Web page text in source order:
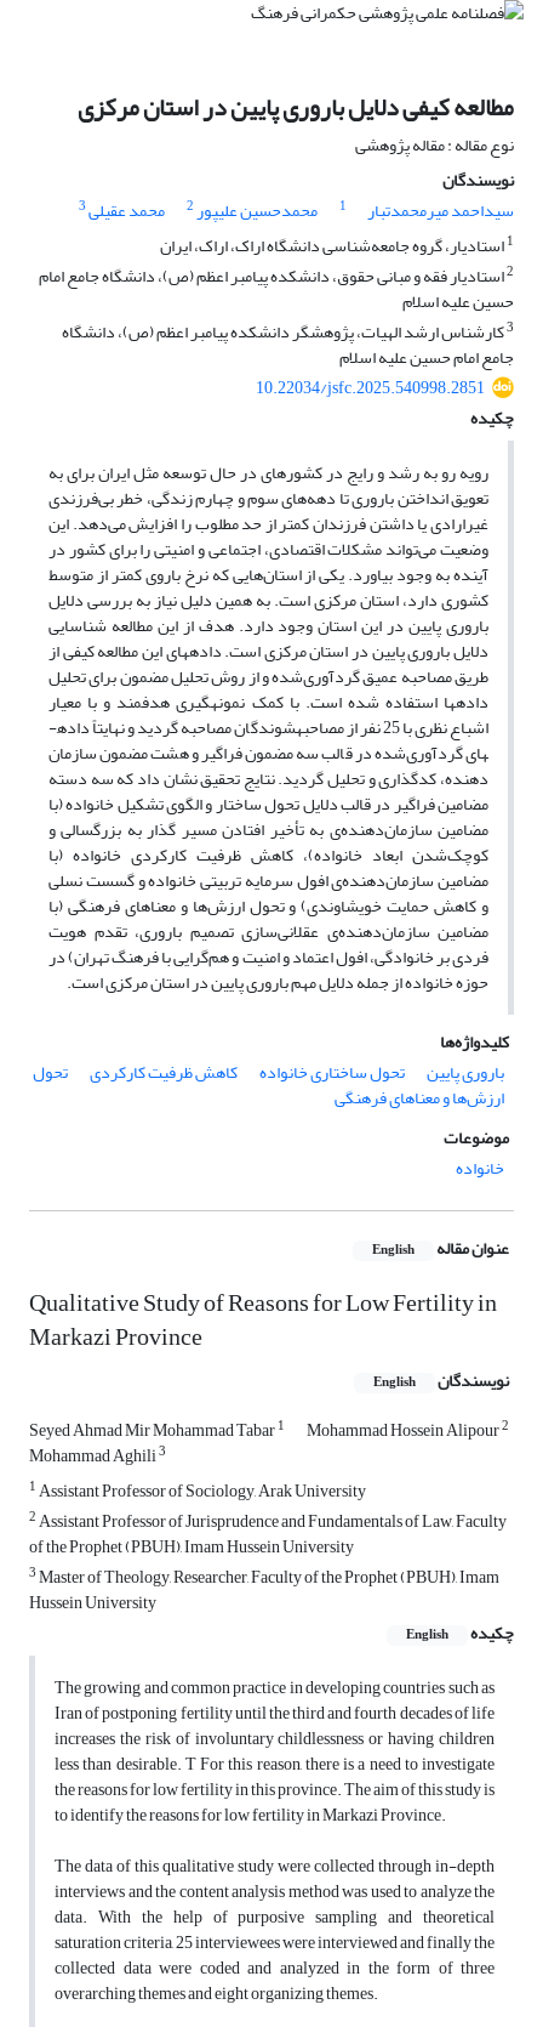
مطالعه کیفی دلایل باروری پایین در استان مرکزی
نوع مقاله : مقاله پژوهشی
نویسندگان
سیداحمد میرمحمدتبار
1 محمدحسین علیپور2 محمد عقیلی3
1استادیار، گروه جامعه‌شناسی دانشگاه اراک، اراک، ایران
2استادیار فقه و مبانی حقوق، دانشکده پیامبر اعظم (ص)، دانشگاه جامع امام
حسین علیه اسلام
3کارشناس ارشد الهیات، پژوهشگر دانشکده پیامبر اعظم (ص)، دانشگاه
جامع امام حسین علیه اسلام
10.22034/jsfc.2025.540998.2851
چکیده
رویه رو به رشد و رایج در کشورهای در حال توسعه مثل ایران برای به
تعویق انداختن باروری تا دهه‌های سوم و چهارم زندگی، خطر بی‌فرزندی
غیرارادی یا داشتن فرزندان کمتر از حد مطلوب را افزایش می‌دهد. این
وضعیت می‌تواند مشکلات اقتصادی، اجتماعی و امنیتی را برای کشور در
آینده به وجود بیاورد. یکی از استان‌هایی که نرخ باروی کمتر از متوسط
کشوری دارد، استان مرکزی است. به همین دلیل نیاز به بررسی دلایل
باروری پایین در این استان وجود دارد. هدف از این مطالعه شناسایی
دلایل باروری پایین در استان مرکزی است. داده­های این مطالعه کیفی از
طریق مصاحبه عمیق گردآوری‌شده و از روش تحلیل مضمون برای تحلیل
داده­ها استفاده‌ شده است. با کمک نمونه­گیری هدفمند و با معیار
اشباع نظری با 25 نفر از مصاحبه­شوندگان مصاحبه گردید و نهایتاً داده­
های گردآوری‌شده در قالب سه مضمون فراگیر و هشت مضمون سازمان
دهنده، کدگذاری و تحلیل گردید. نتایج تحقیق نشان داد که سه دسته
مضامین فراگیر در قالب دلایل تحول ساختار و الگوی تشکیل خانواده (با
مضامین سازمان‌دهنده‌ی به تأخیر افتادن مسیر گذار به بزرگسالی و
کوچک‌شدن ابعاد خانواده)، کاهش ظرفیت کارکردی خانواده (با
مضامین سازمان‌دهنده‌ی افول سرمایه تربیتی خانواده و گسست نسلی
و کاهش حمایت خویشاوندی) و تحول ارزش‌ها و معناهای فرهنگی (با
مضامین سازمان‌دهنده‌ی عقلانی‌سازی تصمیم باروری، تقدم هویت
فردی بر خانوادگی، افول اعتماد و امنیت و هم‌گرایی با فرهنگ تهران) در
حوزه خانواده از جمله دلایل مهم باروری پایین در استان مرکزی است.
کلیدواژه‌ها
باروری پایین
تحول ساختاری خانواده کاهش ظرفیت کارکردی تحول
ارزش‌ها و معناهای فرهنگی
موضوعات
خانواده
عنوان مقاله English
Qualitative Study of Reasons for Low Fertility in
Markazi Province
نویسندگان English
Seyed Ahmad Mir Mohammad Tabar1 Mohammad Hossein Alipour2
Mohammad Aghili3
1Assistant Professor of Sociology, Arak University
2Assistant Professor of Jurisprudence and Fundamentals of Law, Faculty
of the Prophet (PBUH), Imam Hussein University
3Master of Theology, Researcher, Faculty of the Prophet (PBUH), Imam
Hussein University
چکیده
English
The growing and common practice in developing countries such as
Iran of postponing fertility until the third and fourth decades of life
increases the risk of involuntary childlessness or having children
less than desirable. T For this reason, there is a need to investigate
the reasons for low fertility in this province. The aim of this study is
to identify the reasons for low fertility in Markazi Province.
The data of this qualitative study were collected through in-depth
interviews and the content analysis method was used to analyze the
data. With the help of purposive sampling and theoretical
saturation criteria, 25 interviewees were interviewed and finally the
collected data were coded and analyzed in the form of three
overarching themes and eight organizing themes.